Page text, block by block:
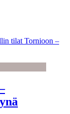
tilat Tornioon –